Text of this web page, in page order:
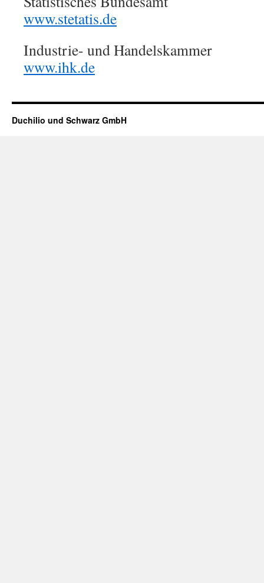
www.stetatis.de
Industrie- und Handelskammer
www.ihk.de
Duchilio und Schwarz GmbH